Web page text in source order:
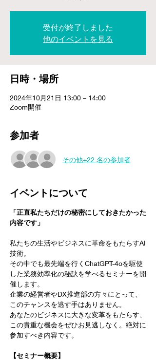
受付が終了しました
他のイベントを見る
日時・場所
2024年10月21日 13:00 – 14:00
Zoom開催
参加者
その他+22 名の参加者
イベントについて
「正直私たちだけの秘密にしておきたかった
内容です」
私たちの生活やビジネスに革命をもたらすAI
技術。
その中でも最先端を行くChatGPT-4oを駆使
した業務効率化の秘訣を学べるセミナーを開
催します。
企業の経営者やDX推進部の方々にとって、
このチャンスを逃す手はありません。
あなたのビジネスに大きな変革をもたらす、
この貴重な機会をぜひお見逃しなく。絶対に
参加すべき内容です。
【セミナー概要】